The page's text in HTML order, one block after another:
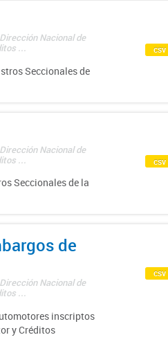
Nacional de
...
Seccionales de
csv
Nacional de
...
Seccionales de la
csv
de
Nacional de
...
inscriptos
y Créditos
csv